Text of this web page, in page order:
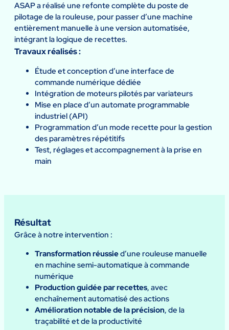
ASAP a réalisé une refonte complète du poste de
pilotage de la rouleuse, pour passer d’une machine
entièrement manuelle à une version automatisée,
intégrant la logique de recettes.
Travaux réalisés :
Étude et conception d’une interface de
commande numérique dédiée
Intégration de moteurs pilotés par variateurs
Mise en place d’un automate programmable
industriel (API)
Programmation d’un mode recette pour la gestion
des paramètres répétitifs
Test, réglages et accompagnement à la prise en
main
Résultat
Grâce à notre intervention :
Transformation réussied’une rouleuse manuelle
en machine semi-automatique à commande
numérique
Production guidée par recettes, avec
enchaînement automatisé des actions
Amélioration notable de la précision, de la
traçabilité et de la productivité